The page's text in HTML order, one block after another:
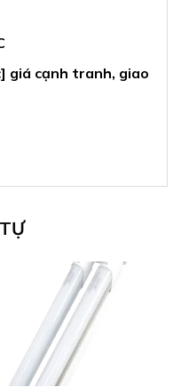
giá cạnh tranh, giao